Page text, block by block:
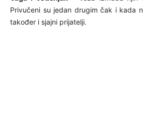
Privučeni su jedan drugim čak i kada
također i sjajni prijatelji.